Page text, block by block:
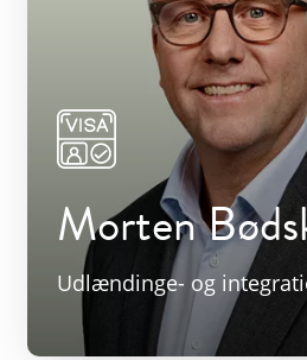
Morten
Udlændinge- og